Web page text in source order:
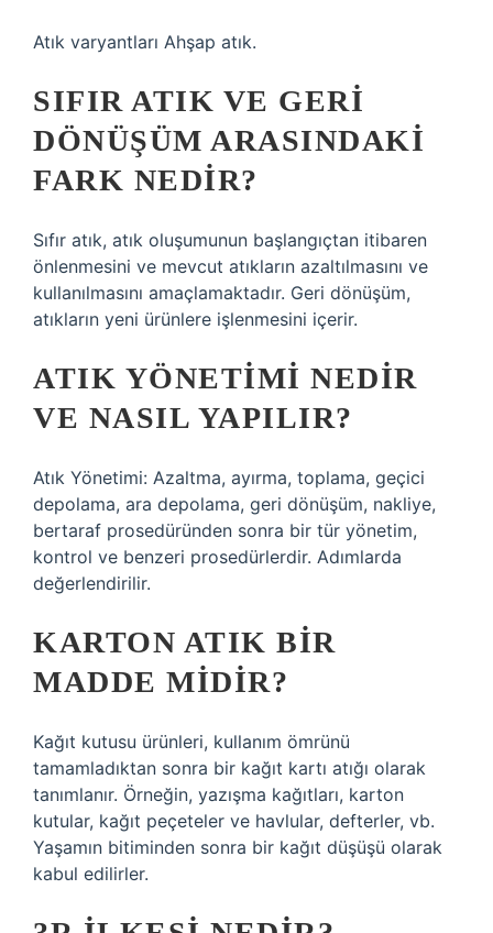
Atık varyantları Ahşap atık.
SIFIR ATIK VE GERI
DÖNÜŞÜM ARASINDAKI
FARK NEDIR?
Sıfır atık, atık oluşumunun başlangıçtan itibaren
önlenmesini ve mevcut atıkların azaltılmasını ve
kullanılmasını amaçlamaktadır. Geri dönüşüm,
atıkların yeni ürünlere işlenmesini içerir.
ATIK YÖNETIMI NEDIR
VE NASIL YAPILIR?
Atık Yönetimi: Azaltma, ayırma, toplama, geçici
depolama, ara depolama, geri dönüşüm, nakliye,
bertaraf prosedüründen sonra bir tür yönetim,
kontrol ve benzeri prosedürlerdir. Adımlarda
değerlendirilir.
KARTON ATIK BIR
MADDE MIDIR?
Kağıt kutusu ürünleri, kullanım ömrünü
tamamladıktan sonra bir kağıt kartı atığı olarak
tanımlanır. Örneğin, yazışma kağıtları, karton
kutular, kağıt peçeteler ve havlular, defterler, vb.
Yaşamın bitiminden sonra bir kağıt düşüşü olarak
kabul edilirler.